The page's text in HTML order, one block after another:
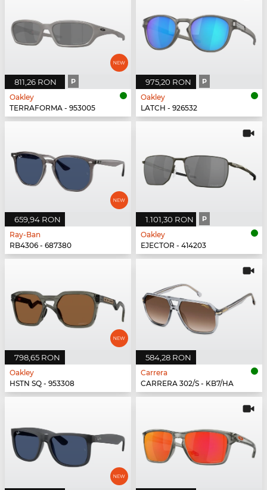
811,26 RON P
Oakley
TERRAFORMA - 953005
975,20 RON P
Oakley
LATCH - 926532
659,94 RON
Ray-Ban
RB4306 - 687380
1.101,30 RON P
Oakley
EJECTOR - 414203
798,65 RON
Oakley
HSTN SQ - 953308
584,28 RON
Carrera
CARRERA 302/S - KB7/HA